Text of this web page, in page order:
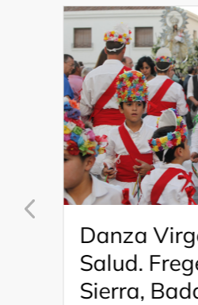
Danza
Salud.
Sierra,